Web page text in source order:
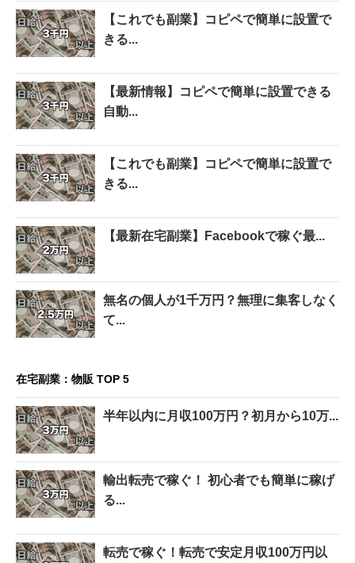
【これでも副業】コピペで簡単に設置で
きる...
【最新情報】コピペで簡単に設置できる
自動...
【これでも副業】コピペで簡単に設置で
きる...
【最新在宅副業】Facebookで稼ぐ最...
無名の個人が1千万円？無理に集客しなく
て...
在宅副業：物販 TOP 5
半年以内に月収100万円？初月から10万...
輸出転売で稼ぐ！ 初心者でも簡単に稼げ
る...
転売で稼ぐ！転売で安定月収100万円以